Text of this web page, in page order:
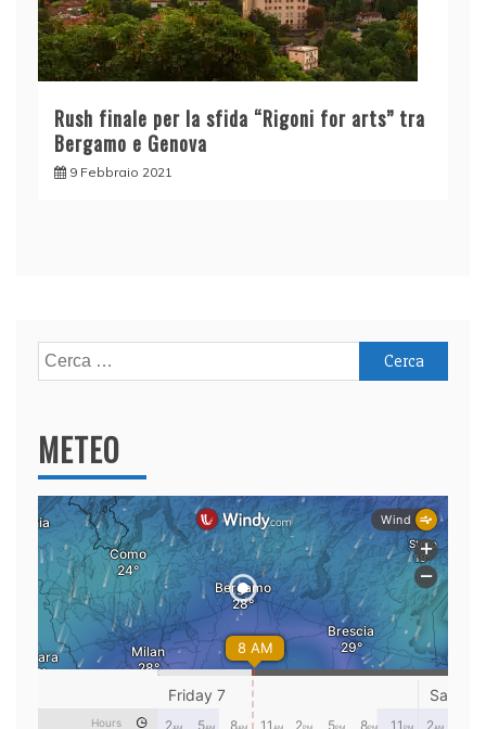
Rush finale per la sfida “Rigoni for arts” tra
Bergamo e Genova
9 Febbraio 2021
Ricerca
per:
METEO